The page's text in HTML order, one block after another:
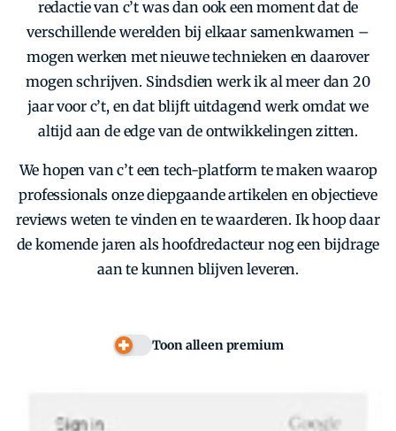
redactie van c’t was dan ook een moment dat de
verschillende werelden bij elkaar samenkwamen –
mogen werken met nieuwe technieken en daarover
mogen schrijven. Sindsdien werk ik al meer dan 20
jaar voor c’t, en dat blijft uitdagend werk omdat we
altijd aan de edge van de ontwikkelingen zitten.
We hopen van c’t een tech-platform te maken waarop
professionals onze diepgaande artikelen en objectieve
reviews weten te vinden en te waarderen. Ik hoop daar
de komende jaren als hoofdredacteur nog een bijdrage
aan te kunnen blijven leveren.
Toon alleen premium